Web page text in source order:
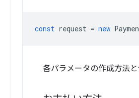
const request = new
各パラメータの作成方法